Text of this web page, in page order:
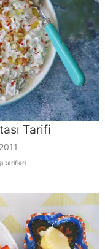
Tarifi
tarifleri